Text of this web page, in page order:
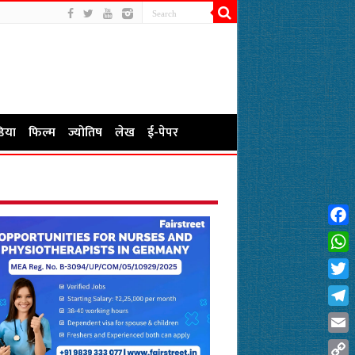
फिल्म ज्योतिष लेख ई-पेपर